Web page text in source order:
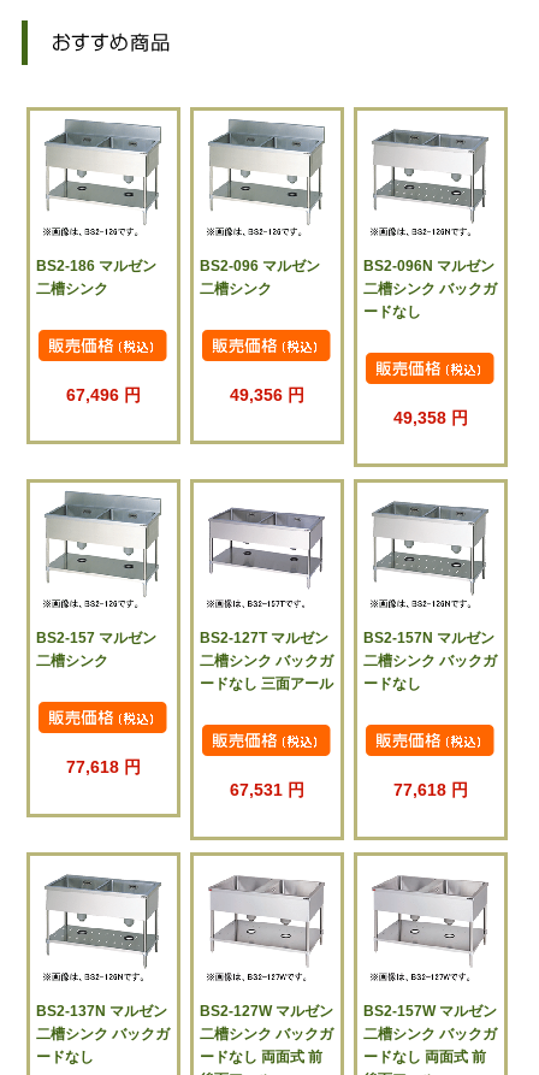
BS2-186 マルゼン
二槽シンク
67,496 円
BS2-096 マルゼン
二槽シンク
49,356 円
BS2-096N マルゼン
二槽シンク バックガ
ードなし
49,358 円
BS2-157 マルゼン
二槽シンク
77,618 円
BS2-127T マルゼン
二槽シンク バックガ
ードなし 三面アール
67,531 円
BS2-157N マルゼン
二槽シンク バックガ
ードなし
77,618 円
BS2-137N マルゼン
二槽シンク バックガ
ードなし
BS2-127W マルゼン
二槽シンク バックガ
ードなし 両面式 前
BS2-157W マルゼン
二槽シンク バックガ
ードなし 両面式 前